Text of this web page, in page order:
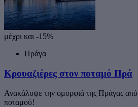
μέχρι και -15%
Πράγα
Κρουαζιέρες στον ποταμό Πρά
Ανακάλυψε την ομορφιά της Πράγας
ποταμού!